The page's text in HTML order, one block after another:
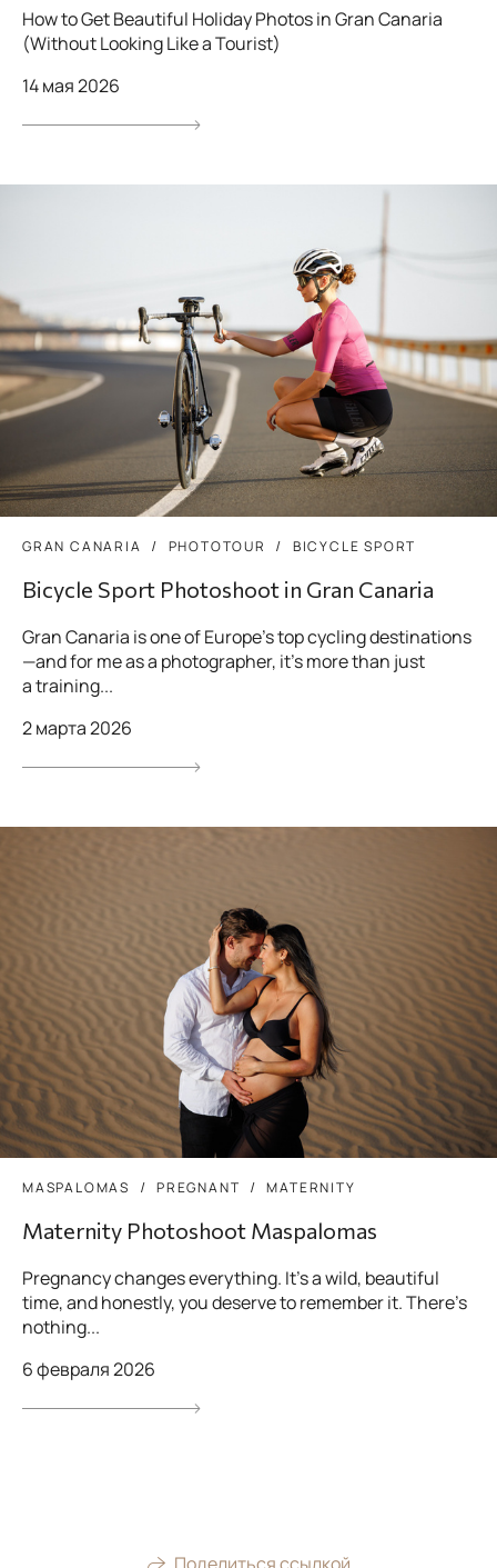
How to Get Beautiful Holiday Photos in Gran Canaria
(Without Looking Like a Tourist)
14 мая 2026
GRAN CANARIA PHOTOTOUR BICYCLE SPORT
Bicycle Sport Photoshoot in Gran Canaria
Gran Canaria is one of Europe’s top cycling destinations
—and for me as a photographer, it’s more than just
a training...
2 марта 2026
MASPALOMAS PREGNANT MATERNITY
Maternity Photoshoot Maspalomas
Pregnancy changes everything. It’s a wild, beautiful
time, and honestly, you deserve to remember it. There’s
nothing...
6 февраля 2026